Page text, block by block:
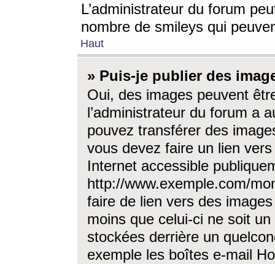
L’administrateur du forum
nombre de smileys qui
Haut
» Puis-je publier des
Oui, des images peuvent
l’administrateur du forum a
pouvez transférer des
vous devez faire un lien
Internet accessible
http://www.exemple.com/
faire de lien vers des
moins que celui-ci ne soit
stockées derrière un
exemple les boîtes e-mail